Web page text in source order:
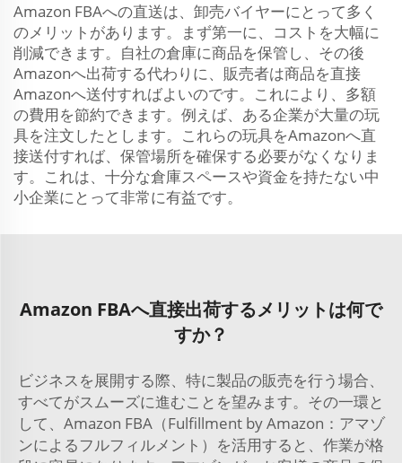
Amazon FBAへの直送は、卸売バイヤーにとって多く
のメリットがあります。まず第一に、コストを大幅に
削減できます。自社の倉庫に商品を保管し、その後
Amazonへ出荷する代わりに、販売者は商品を直接
Amazonへ送付すればよいのです。これにより、多額
の費用を節約できます。例えば、ある企業が大量の玩
具を注文したとします。これらの玩具をAmazonへ直
接送付すれば、保管場所を確保する必要がなくなりま
す。これは、十分な倉庫スペースや資金を持たない中
小企業にとって非常に有益です。
Amazon FBAへ直接出荷するメリットは何で
すか？
ビジネスを展開する際、特に製品の販売を行う場合、
すべてがスムーズに進むことを望みます。その一環と
して、Amazon FBA（Fulfillment by Amazon：アマゾ
ンによるフルフィルメント）を活用すると、作業が格